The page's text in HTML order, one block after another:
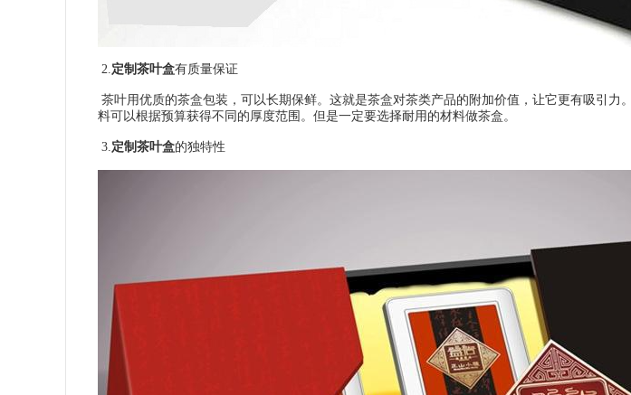
2.定制茶叶盒有质量保证
茶叶用优质的茶盒包装，可以长期保鲜。这就是茶盒对茶类产品的附加价值，让它更有吸引力
料可以根据预算获得不同的厚度范围。但是一定要选择耐用的材料做茶盒。
3.定制茶叶盒的独特性